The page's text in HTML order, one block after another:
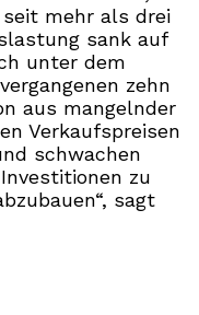
mehr als drei
sank auf
unter dem
zehn
aus mangelnder
Verkaufspreisen
schwachen
zu
sagt